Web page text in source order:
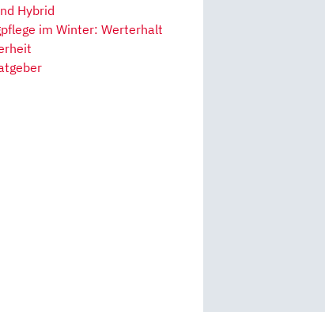
Hybrid
im Winter: Werterhalt